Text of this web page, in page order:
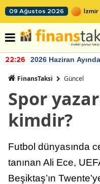
09 Ağustos 2026
22:26 2026 Haziran
FinansTaksi Güncel
Spor
kimdir?
Futbol dünyasında
tanınan Ali Ece,
Beşiktaş’ın